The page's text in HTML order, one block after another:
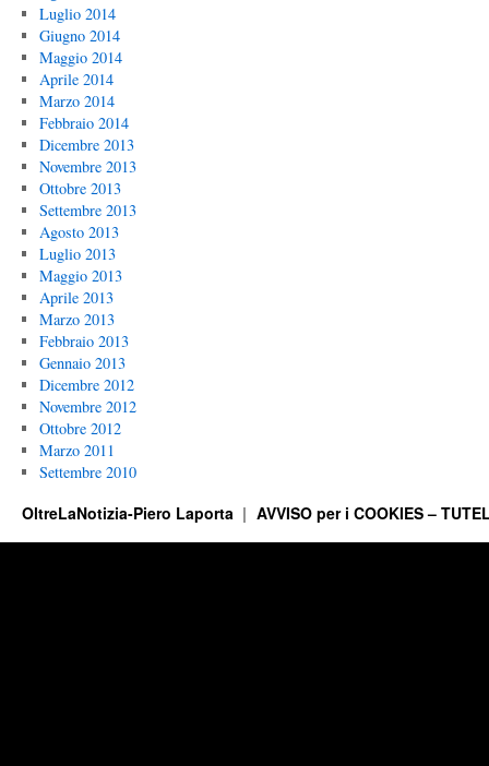
Luglio 2014
Giugno 2014
Maggio 2014
Aprile 2014
Marzo 2014
Febbraio 2014
Dicembre 2013
Novembre 2013
Ottobre 2013
Settembre 2013
Agosto 2013
Luglio 2013
Maggio 2013
Aprile 2013
Marzo 2013
Febbraio 2013
Gennaio 2013
Dicembre 2012
Novembre 2012
Ottobre 2012
Marzo 2011
Settembre 2010
OltreLaNotizia-Piero Laporta AVVISO per i COOKIES –